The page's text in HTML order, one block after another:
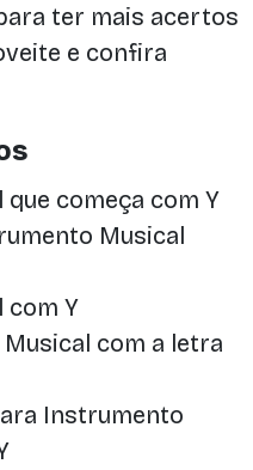
ter mais acertos
e confira
começa com Y
Musical
com Y
com a letra
Instrumento